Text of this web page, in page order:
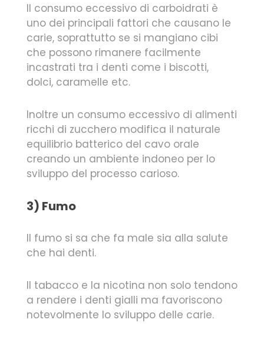
Il consumo eccessivo di carboidrati è
uno dei principali fattori che causano le
carie, soprattutto se si mangiano cibi
che possono rimanere facilmente
incastrati tra i denti come i biscotti,
dolci, caramelle etc.
Inoltre un consumo eccessivo di alimenti
ricchi di zucchero modifica il naturale
equilibrio batterico del cavo orale
creando un ambiente indoneo per lo
sviluppo del processo carioso.
3) Fumo
Il fumo si sa che fa male sia alla salute
che hai denti.
Il tabacco e la nicotina non solo tendono
a rendere i denti gialli ma favoriscono
notevolmente lo sviluppo delle carie.